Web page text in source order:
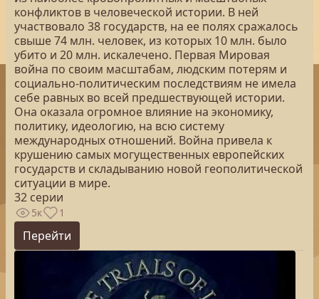
конфликтов в человеческой истории. В ней
участвовало 38 государств, на ее полях сражалось
свыше 74 млн. человек, из которых 10 млн. было
убито и 20 млн. искалечено. Первая Мировая
война по своим масштабам, людским потерям и
социально-политическим последствиям не имела
себе равных во всей предшествующей истории.
Она оказала огромное влияние на экономику,
политику, идеологию, на всю систему
международных отношений. Война привела к
крушению самых могущественных европейских
государств и складыванию новой геополитической
ситуации в мире.
32 серии
5к 1
Перейти